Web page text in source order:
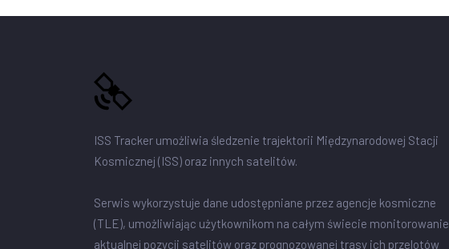
ISS Tracker umożliwia śledzenie trajektorii Międzynarodowej Stacji
Kosmicznej (ISS) oraz innych satelitów.
Serwis wykorzystuje dane udostępniane przez agencje kosmiczne
(TLE), umożliwiając użytkownikom na całym świecie monitorowanie
aktualnej pozycji satelitów oraz prognozowanej trasy ich przelotów